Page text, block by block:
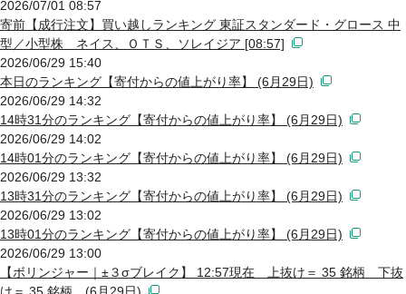
2026/07/01 08:57
寄前【成行注文】買い越しランキング 東証スタンダード・グロース 中
型／小型株 ネイス、ＯＴＳ、ソレイジア [08:57]
2026/06/29 15:40
本日のランキング【寄付からの値上がり率】 (6月29日)
2026/06/29 14:32
14時31分のランキング【寄付からの値上がり率】 (6月29日)
2026/06/29 14:02
14時01分のランキング【寄付からの値上がり率】 (6月29日)
2026/06/29 13:32
13時31分のランキング【寄付からの値上がり率】 (6月29日)
2026/06/29 13:02
13時01分のランキング【寄付からの値上がり率】 (6月29日)
2026/06/29 13:00
【ボリンジャー｜±３σブレイク】 12:57現在 上抜け＝ 35 銘柄 下抜